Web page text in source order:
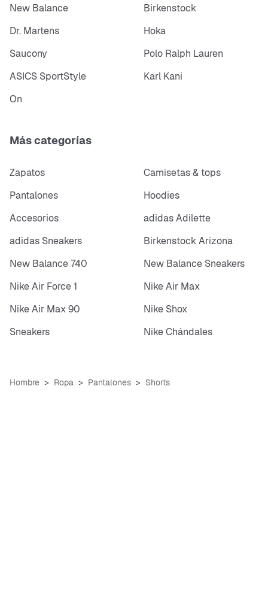
New Balance
Birkenstock
Dr. Martens
Hoka
Saucony
Polo Ralph Lauren
ASICS SportStyle
Karl Kani
On
Más categorías
Zapatos
Camisetas & tops
Pantalones
Hoodies
Accesorios
adidas Adilette
adidas Sneakers
Birkenstock Arizona
New Balance 740
New Balance Sneakers
Nike Air Force 1
Nike Air Max
Nike Air Max 90
Nike Shox
Sneakers
Nike Chándales
Hombre Ropa Pantalones Shorts